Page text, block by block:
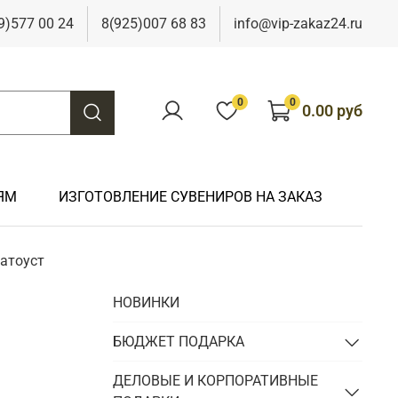
00 24 8(925)007 68 83 info@vip-zakaz24.ru
0 0 0.00 руб
Подарки на юбилей
Подарки химику
Подарки чиновнику/госслужащему
Подарки электрику
Подарки к Пасхе
Подарки рыбаку
ИЗГОТОВЛЕНИЕ СУВЕНИРОВ НА ЗАКАЗ
НОВИНКИ
БЮДЖЕТ ПОДАРКА
ДЕЛОВЫЕ И КОРПОРАТИВНЫЕ